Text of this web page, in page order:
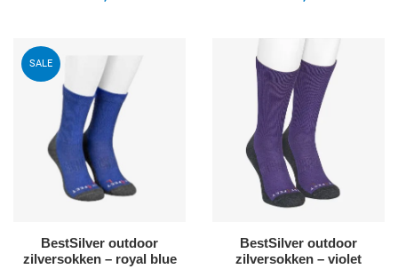
SALE
Voeg toe aan mijn wenslijst
BestSilver outdoor
zilversokken – royal blue
BestSilver outdoor
zilversokken – violet